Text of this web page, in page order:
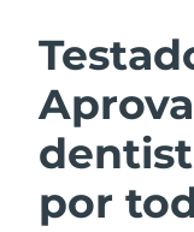
por
Limpeza facial
Anti-
Áustria
Barein
Bélgica
Bermudas